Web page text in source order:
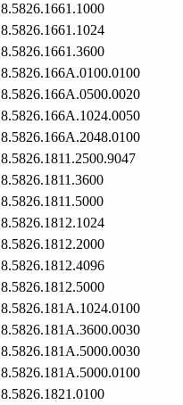
8.5826.1661.1000
8.5826.1661.1024
8.5826.1661.3600
8.5826.166A.0100.0100
8.5826.166A.0500.0020
8.5826.166A.1024.0050
8.5826.166A.2048.0100
8.5826.1811.2500.9047
8.5826.1811.3600
8.5826.1811.5000
8.5826.1812.1024
8.5826.1812.2000
8.5826.1812.4096
8.5826.1812.5000
8.5826.181A.1024.0100
8.5826.181A.3600.0030
8.5826.181A.5000.0030
8.5826.181A.5000.0100
8.5826.1821.0100